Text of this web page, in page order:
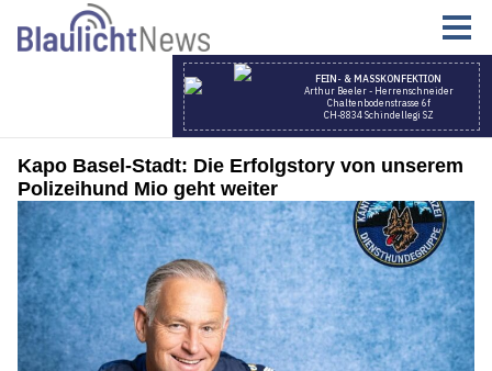
Kapo Basel-Stadt: Die Erfolgstory von unserem
Polizeihund Mio geht weiter